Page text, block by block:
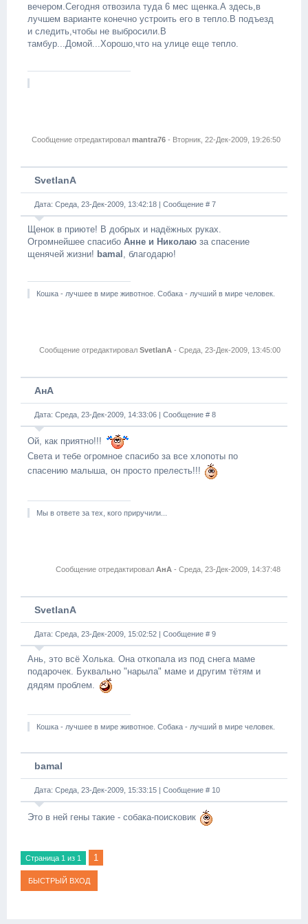
вечером.Сегодня отвозила туда 6 мес щенка.А здесь,в
лучшем варианте конечно устроить его в тепло.В подъезд
и следить,чтобы не выбросили.В
тамбур...Домой...Хорошо,что на улице еще тепло.
Сообщение отредактировал mantra76 - Вторник, 22-Дек-2009, 19:26:50
SvetlanA
Дата: Среда, 23-Дек-2009, 13:42:18 | Сообщение # 7
Щенок в приюте! В добрых и надёжных руках.
Огромнейшее спасибо Анне и Николаю за спасение
щенячей жизни! bamal , благодарю!
Кошка - лучшее в мире животное. Собака - лучший в мире человек.
Сообщение отредактировал SvetlanA - Среда, 23-Дек-2009, 13:45:00
АнА
Дата: Среда, 23-Дек-2009, 14:33:06 | Сообщение # 8
Ой, как приятно!!!
Света и тебе огромное спасибо за все хлопоты по
спасению малыша, он просто прелесть!!!
Мы в ответе за тех, кого приручили...
Сообщение отредактировал АнА - Среда, 23-Дек-2009, 14:37:48
SvetlanA
Дата: Среда, 23-Дек-2009, 15:02:52 | Сообщение # 9
Ань, это всё Холька. Она откопала из под снега маме
подарочек. Буквально "нарыла" маме и другим тётям и
дядям проблем.
Кошка - лучшее в мире животное. Собака - лучший в мире человек.
bamal
Дата: Среда, 23-Дек-2009, 15:33:15 | Сообщение # 10
Это в ней гены такие - собака-поисковик
Страница 1 из 1 1